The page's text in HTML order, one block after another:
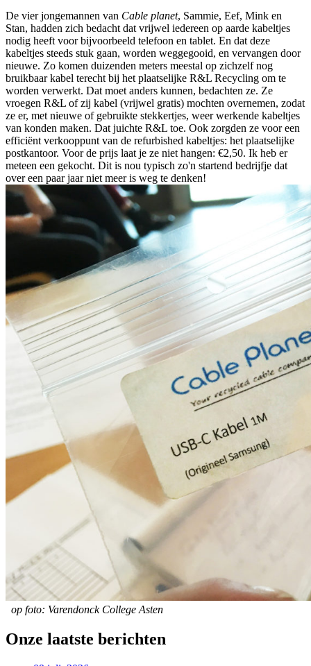
De vier jongemannen van Cable planet, Sammie, Eef, Mink en
Stan, hadden zich bedacht dat vrijwel iedereen op aarde kabeltjes
nodig heeft voor bijvoorbeeld telefoon en tablet. En dat deze
kabeltjes steeds stuk gaan, worden weggegooid, en vervangen door
nieuwe. Zo komen duizenden meters meestal op zichzelf nog
bruikbaar kabel terecht bij het plaatselijke R&L Recycling om te
worden verwerkt. Dat moet anders kunnen, bedachten ze. Ze
vroegen R&L of zij kabel (vrijwel gratis) mochten overnemen, zodat
ze er, met nieuwe of gebruikte stekkertjes, weer werkende kabeltjes
van konden maken. Dat juichte R&L toe. Ook zorgden ze voor een
efficiënt verkooppunt van de refurbished kabeltjes: het plaatselijke
postkantoor. Voor de prijs laat je ze niet hangen: €2,50. Ik heb er
meteen een gekocht. Dit is nou typisch zo'n startend bedrijfje dat
over een paar jaar niet meer is weg te denken!
op foto: Varendonck College Asten
Onze laatste berichten